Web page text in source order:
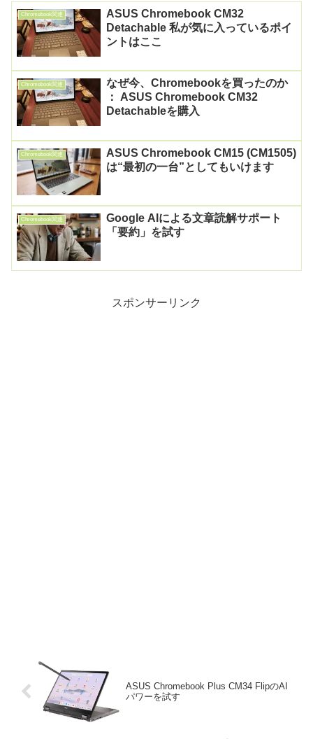
Chromebook関連
ASUS Chromebook CM32
Detachable 私が気に入っているポイ
ントはここ
Chromebook関連
なぜ今、Chromebookを買ったのか
： ASUS Chromebook CM32
Detachableを購入
Chromebook関連
ASUS Chromebook CM15 (CM1505)
は“最初の一台”としてもいけます
Chromebook関連
Google AIによる文章読解サポート
「要約」を試す
スポンサーリンク
ASUS Chromebook Plus CM34 FlipのAI
パワーを試す